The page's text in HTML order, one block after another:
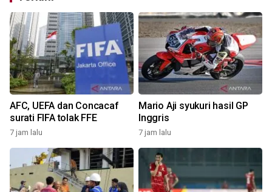
AFC, UEFA dan Concacaf
surati FIFA tolak FFE
7 jam lalu
Mario Aji syukuri hasil GP
Inggris
7 jam lalu